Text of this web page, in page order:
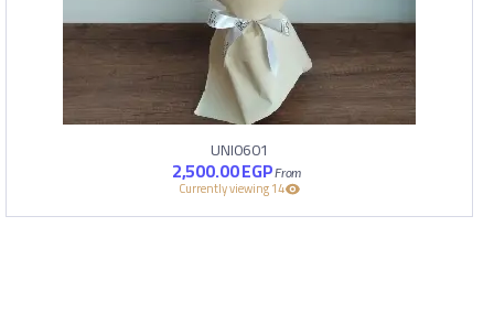
UNI0601
2,500.00EGP
14 Currently viewing